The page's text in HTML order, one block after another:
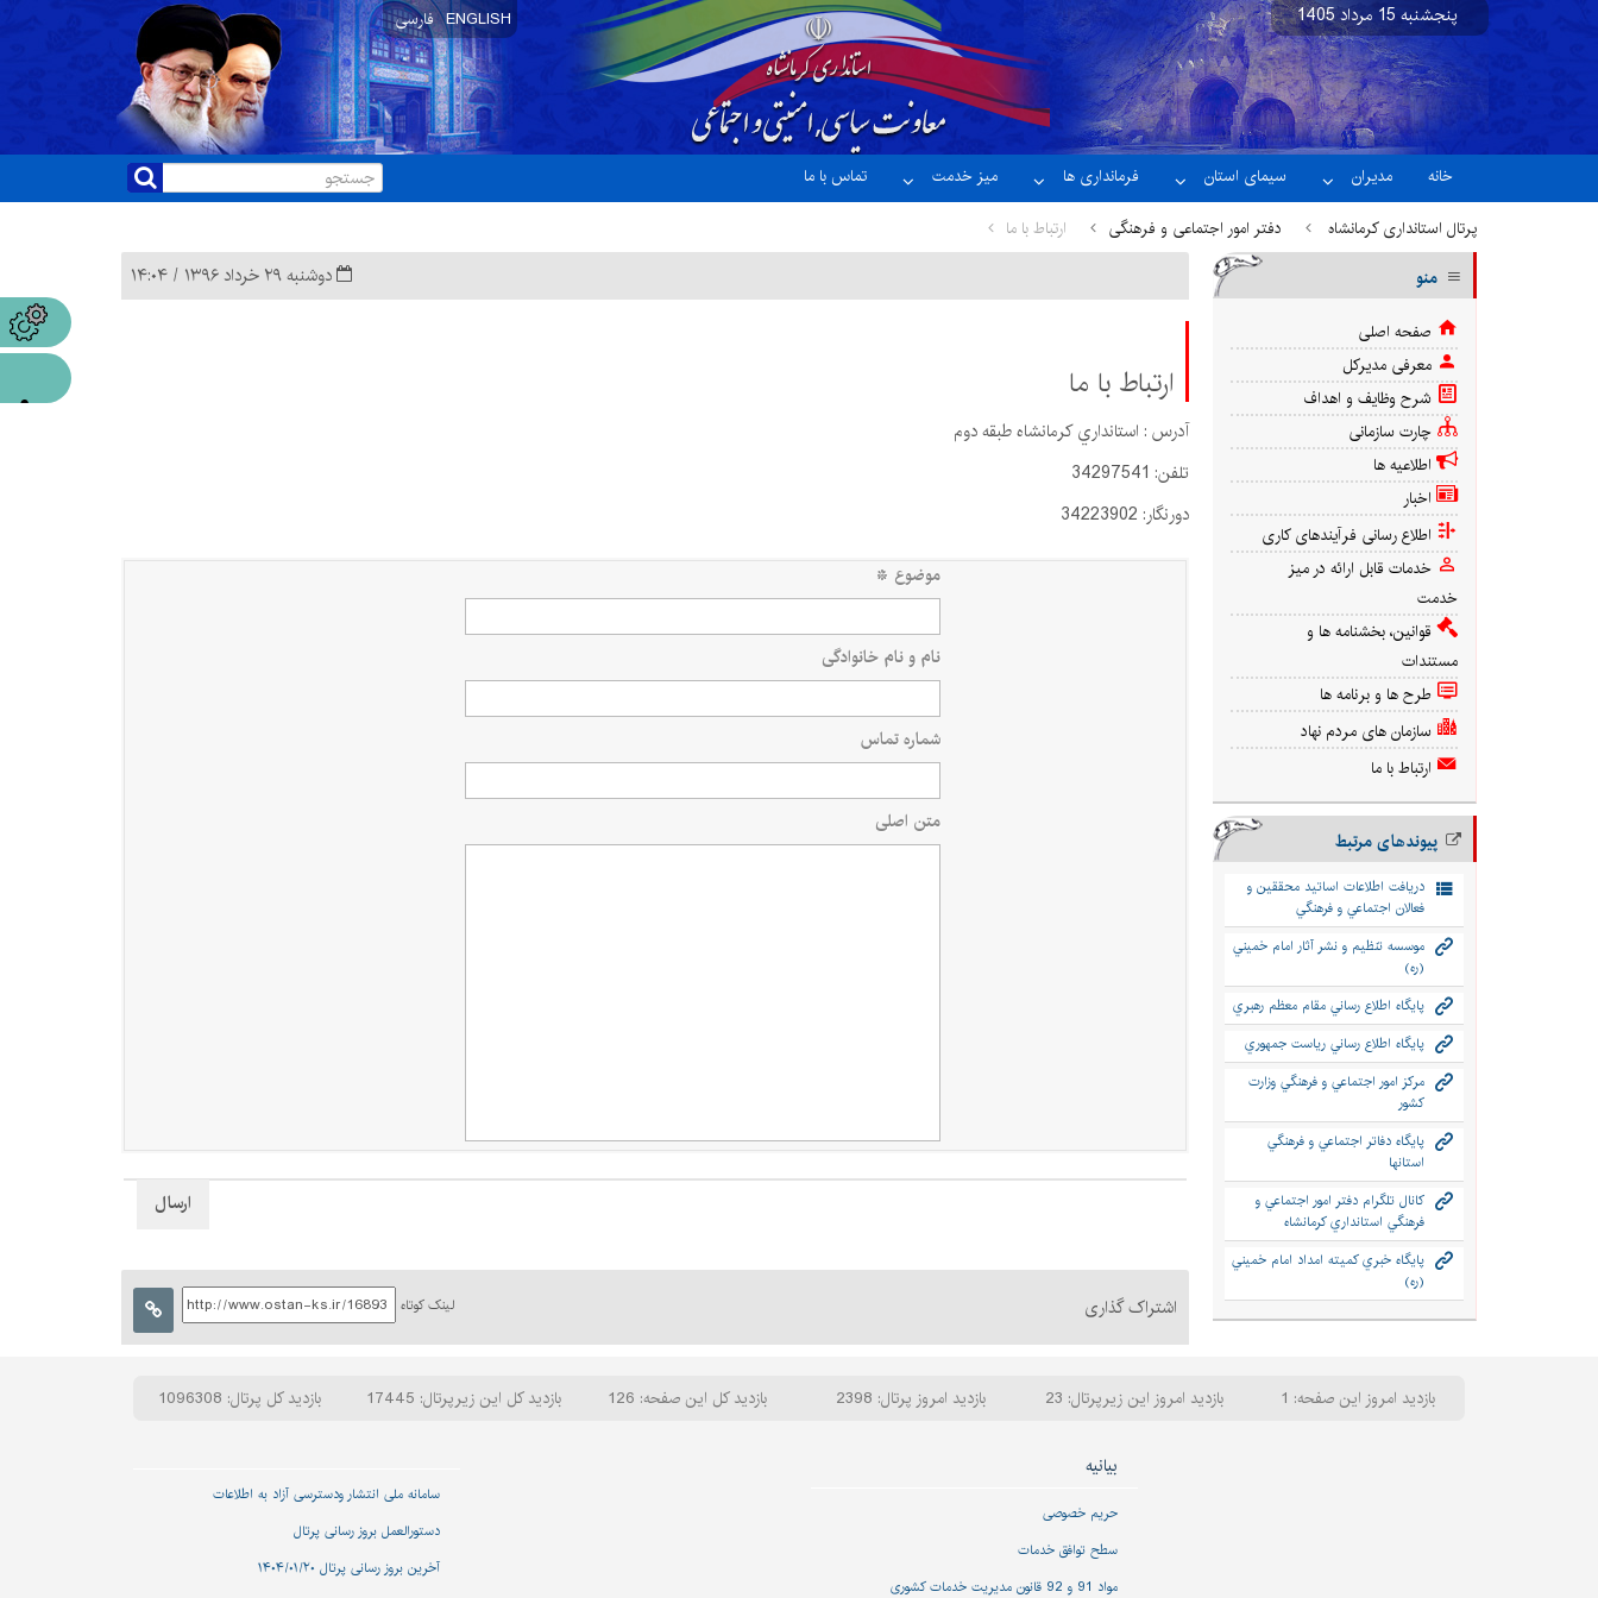
پنجشنبه 15 مرداد 1405نسخه آزمایشی
خانه مدیران سیمای استان فرمانداری ها میز خدمت تماس با ما
فارسی ENGLISH
پرتال استانداری کرمانشاه دفتر امور اجتماعی و فرهنگی ارتباط با ما
دوشنبه ۲۹ خرداد ۱۳۹۶ / ۱۴:۰۴
ارتباط با ما
آدرس : استانداري كرمانشاه طبقه دوم
تلفن: 34297541
دورنگار: 34223902
موضوع *
نام و نام خانوادگی
شماره تماس
متن اصلی
اشتراک گذاری لینک کوتاه
منو
صفحه اصلی
معرفی مدیرکل
شرح وظایف و اهداف
چارت سازمانی
اطلاعیه ها
اخبار
اطلاع رسانی فرآیندهای کاری
خدمات قابل ارائه در میز
خدمت
قوانین، بخشنامه ها و
مستندات
طرح ها و برنامه ها
سازمان های مردم نهاد
ارتباط با ما
پیوندهای مرتبط
دريافت اطلاعات اساتيد محققين و
فعالان اجتماعي و فرهنگي
موسسه تنظيم و نشر آثار امام خميني
(ره)
پايگاه اطلاع رساني مقام معظم رهبري
پايگاه اطلاع رساني رياست جمهوري
مركز امور اجتماعي و فرهنگي وزارت
كشور
پايگاه دفاتر اجتماعي و فرهنگي
استانها
كانال تلگرام دفتر امور اجتماعي و
فرهنگي استانداري كرمانشاه
پايگاه خبري كميته امداد امام خميني
(ره)
بازدید امروز این صفحه: 1 بازدید امروز این زیرپرتال: 23 بازدید امروز پرتال: 2398 بازدید کل این صفحه: 126 بازدید کل این زیرپرتال: 17445 بازدید کل پرتال: 1096308
بیانیه
حریم خصوصی
سطح توافق خدمات
مواد 91 و 92 قانون مدیریت خدمات کشوری
سامانه ملی انتشار و‌دسترسی آزاد به اطلاعات
دستورالعمل بروز رسانی پرتال
آخرین بروز رسانی پرتال ۱۴۰۴/۰۱/۲۰